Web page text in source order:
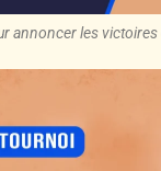
annoncer les victoires